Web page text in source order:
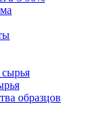
образцов